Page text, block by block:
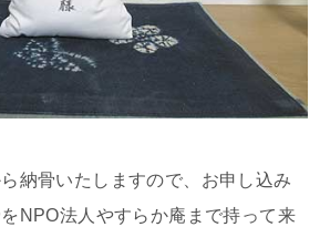
納骨いたしますので、お申し込み
NPO法人やすらか庵まで持って来